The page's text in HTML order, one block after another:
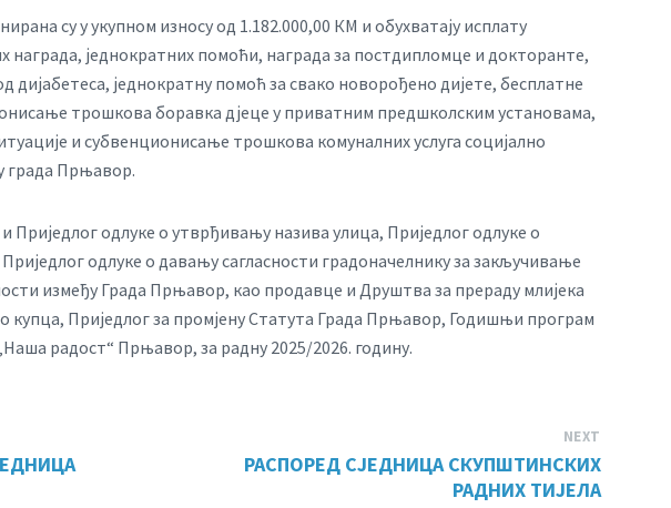
су у укупном износу од 1.182.000,00 КМ и обухватају исплату
награда, једнократних помоћи, награда за постдипломце и докторанте,
дијабетеса, једнократну помоћ за свако новорођено дијете, бесплатне
трошкова боравка дјеце у приватним предшколским установама,
и субвенционисање трошкова комуналних услуга социјално
града Прњавор.
одлуке о утврђивању назива улица, Приједлог одлуке о
одлуке о давању сагласности градоначелнику за закључивање
између Града Прњавор, као продавце и Друштва за прераду млијека
купца, Приједлог за промјену Статута Града Прњавор, Годишњи програм
радост“ Прњавор, за радну 2025/2026. годину.
NEXT
РАСПОРЕД СЈЕДНИЦА СКУПШТИНСКИХ
РАДНИХ ТИЈЕЛА